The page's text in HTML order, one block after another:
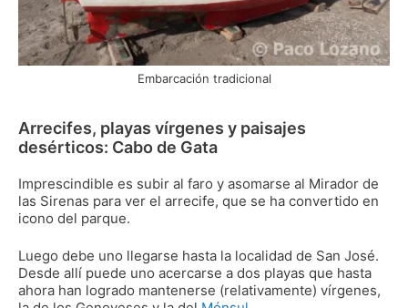
Embarcación tradicional
Arrecifes, playas vírgenes y paisajes
desérticos: Cabo de Gata
Imprescindible es subir al faro y asomarse al Mirador de
las Sirenas para ver el arrecife, que se ha convertido en
icono del parque.
Luego debe uno llegarse hasta la localidad de San José.
Desde allí puede uno acercarse a dos playas que hasta
ahora han logrado mantenerse (relativamente) vírgenes,